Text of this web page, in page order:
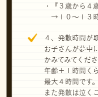
・『３歳か
→１０〜１３時
４、発散時間が
お子さんが夢中
かみてみてくださ
年齢＋１時間く
最大４時間です。
また発散は泣く